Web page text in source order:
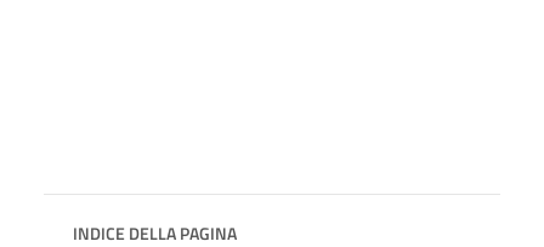
INDICE DELLA PAGINA